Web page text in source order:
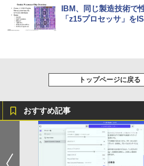
4
Yoothi 互換品 液晶
IE N14 Slim
￥9,800
5
まで】 ゲーミング
HD 240Hz 1ms
×1 DP1.4×1
カーフリー ブルー
ディスプレイ
40
るーとゅーす コード
セリング 自動ペアリ
付き 防水 タッチ式音
Xiaomi シャオミ
レスイヤホン
art Basic)
￥1,625
￥2,009
￥572
IBM、同じ製造技術で
「z15プロセッサ」を
トップページに戻る
おすすめ記事